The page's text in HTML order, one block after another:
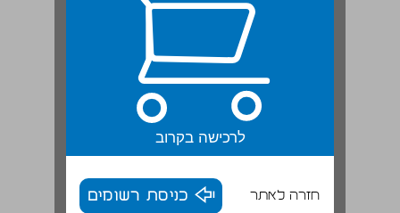
לרכישה בקרוב
חזרה לאתר כניסת רשומים